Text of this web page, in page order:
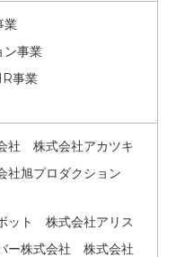
業
ン事業
事業
社 株式会社アカツキ
旭プロダクション
ット 株式会社アリス
ー株式会社 株式会社